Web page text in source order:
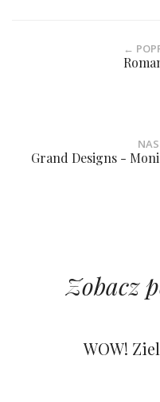
←
Grand Designs -
Zobacz
WOW!